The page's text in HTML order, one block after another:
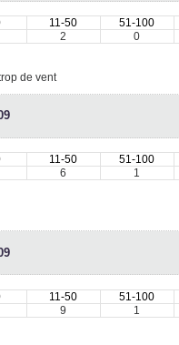
11-50 51-100
2 0
de vent
11-50 51-100
6 1
11-50 51-100
9 1